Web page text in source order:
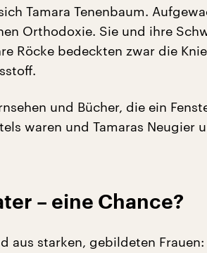
Tamara Tenenbaum.
Orthodoxie. Sie und ihre
Röcke bedeckten zwar die
und Bücher, die ein
waren und Tamaras Neugier
– eine Chance?
aus starken, gebildeten